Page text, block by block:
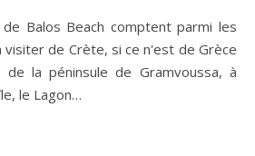
visiter de Crète, si ce n'est de Grèce
la péninsule de Gramvoussa, à
le Lagon…